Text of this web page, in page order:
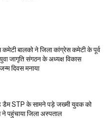
कमेटी बालको ने जिला कांग्रेस कमेटी के पूर्व
जागृति संगठन के अध्यक्ष विकास
दिवस मनाया
डैम STP के सामने पड़े जख्मी युवक को
ने पहुंचाया जिला अस्पताल